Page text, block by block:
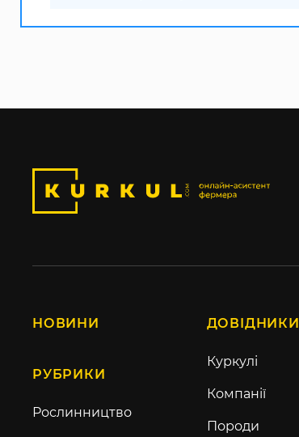
НОВИНИ
РУБРИКИ
Рослинництво
ДОВІДНИКИ
Куркулі
Компанії
Породи